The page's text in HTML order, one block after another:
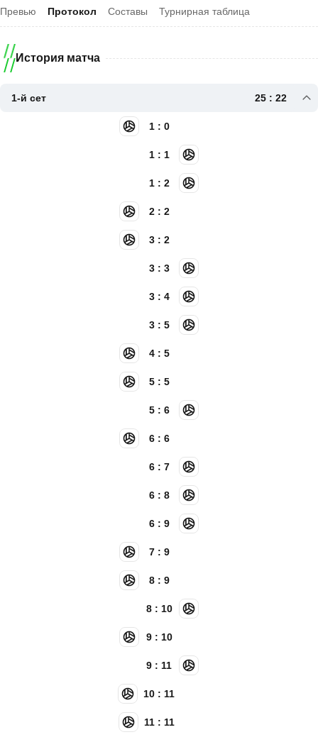
Превью Протокол Составы Турнирная таблица
История матча
1-й сет 25 : 22
1 : 0
1 : 1
1 : 2
2 : 2
3 : 2
3 : 3
3 : 4
3 : 5
4 : 5
5 : 5
5 : 6
6 : 6
6 : 7
6 : 8
6 : 9
7 : 9
8 : 9
8 : 10
9 : 10
9 : 11
10 : 11
11 : 11